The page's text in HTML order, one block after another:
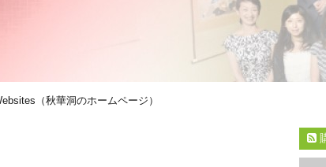
（秋華洞のホームページ）